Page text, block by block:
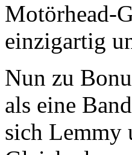
Motörhead-
einzigartig
Nun zu
als eine
sich Lemmy